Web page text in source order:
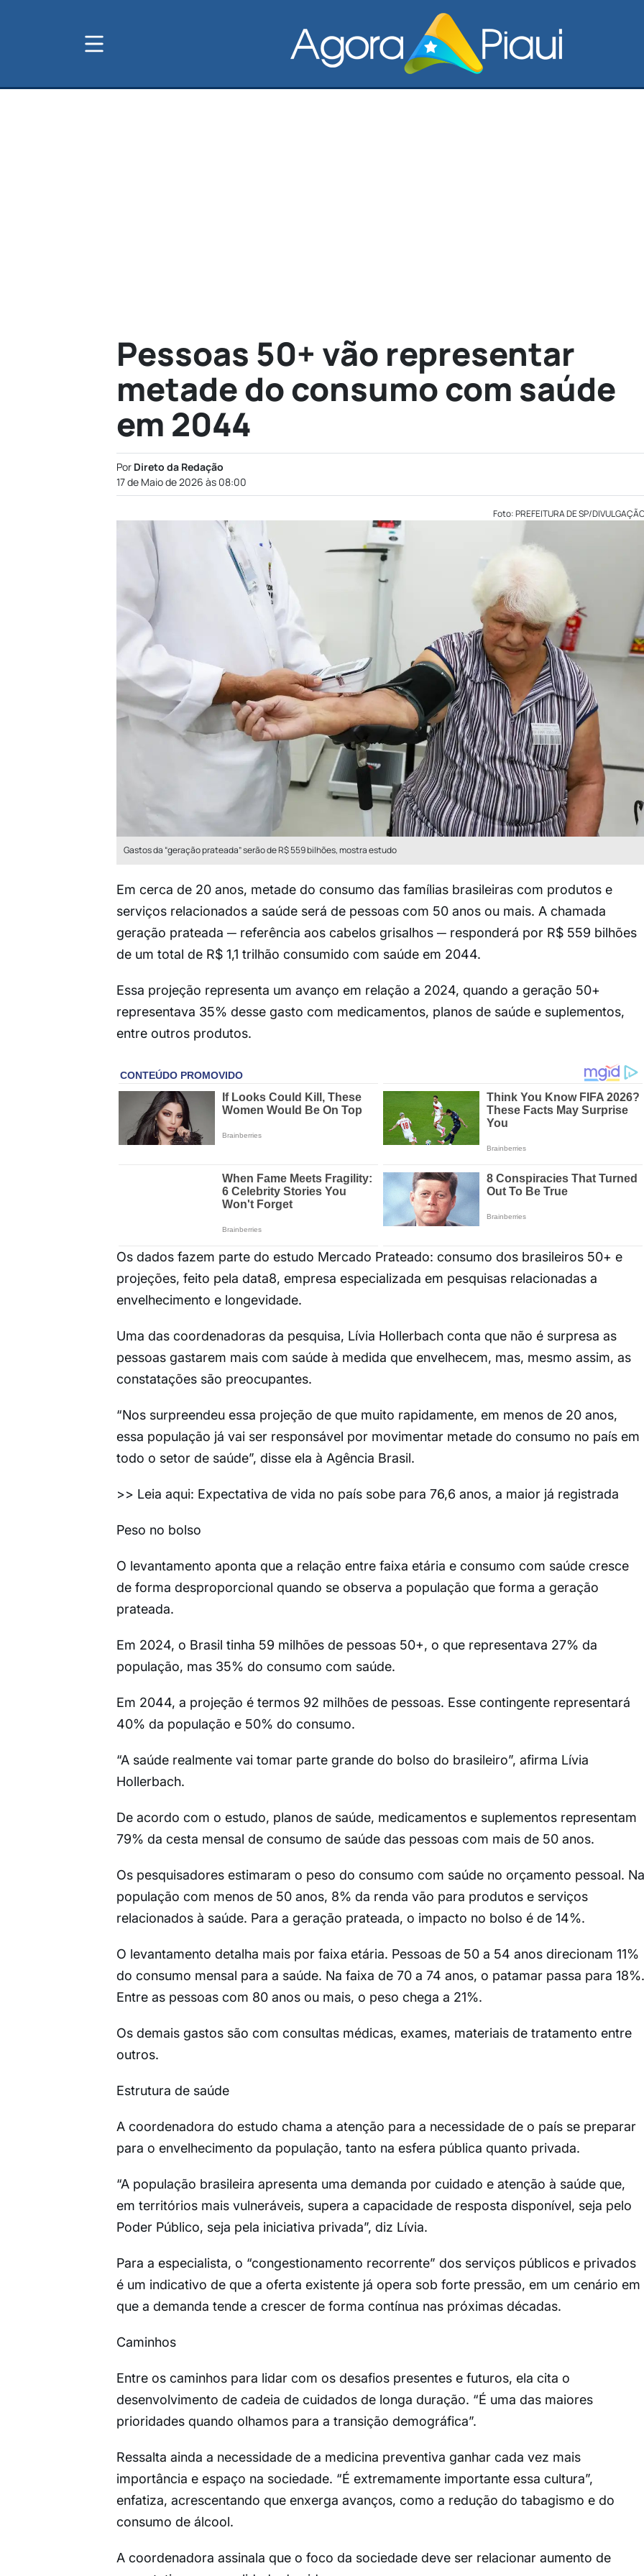
Pessoas 50+ vão representar
metade do consumo com saúde
em 2044
Por Direto da Redação
17 de Maio de 2026 às 08:00
Foto: PREFEITURA DE SP/
Gastos da “geração prateada” serão de R$ 559 bilhões, mostra estudo
Em cerca de 20 anos, metade do consumo das famílias brasileiras com produtos e
serviços relacionados a saúde será de pessoas com 50 anos ou mais. A chamada
geração prateada ─ referência aos cabelos grisalhos ─ responderá por R$ 559 bilhões
de um total de R$ 1,1 trilhão consumido com saúde em 2044.
Essa projeção representa um avanço em relação a 2024, quando a geração 50+
representava 35% desse gasto com medicamentos, planos de saúde e suplementos,
entre outros produtos.
Os dados fazem parte do estudo Mercado Prateado: consumo dos brasileiros 50+ e
projeções, feito pela data8, empresa especializada em pesquisas relacionadas a
envelhecimento e longevidade.
Uma das coordenadoras da pesquisa, Lívia Hollerbach conta que não é surpresa as
pessoas gastarem mais com saúde à medida que envelhecem, mas, mesmo assim, as
constatações são preocupantes.
“Nos surpreendeu essa projeção de que muito rapidamente, em menos de 20 anos,
essa população já vai ser responsável por movimentar metade do consumo no país em
todo o setor de saúde”, disse ela à Agência Brasil.
>> Leia aqui: Expectativa de vida no país sobe para 76,6 anos, a maior já registrada
Peso no bolso
O levantamento aponta que a relação entre faixa etária e consumo com saúde cresce
de forma desproporcional quando se observa a população que forma a geração
prateada.
Em 2024, o Brasil tinha 59 milhões de pessoas 50+, o que representava 27% da
população, mas 35% do consumo com saúde.
Em 2044, a projeção é termos 92 milhões de pessoas. Esse contingente representará
40% da população e 50% do consumo.
“A saúde realmente vai tomar parte grande do bolso do brasileiro”, afirma Lívia
Hollerbach.
De acordo com o estudo, planos de saúde, medicamentos e suplementos representam
79% da cesta mensal de consumo de saúde das pessoas com mais de 50 anos.
Os pesquisadores estimaram o peso do consumo com saúde no orçamento pessoal. Na
população com menos de 50 anos, 8% da renda vão para produtos e serviços
relacionados à saúde. Para a geração prateada, o impacto no bolso é de 14%.
O levantamento detalha mais por faixa etária. Pessoas de 50 a 54 anos direcionam 11%
do consumo mensal para a saúde. Na faixa de 70 a 74 anos, o patamar passa para 18%.
Entre as pessoas com 80 anos ou mais, o peso chega a 21%.
Os demais gastos são com consultas médicas, exames, materiais de tratamento entre
outros.
Estrutura de saúde
A coordenadora do estudo chama a atenção para a necessidade de o país se preparar
para o envelhecimento da população, tanto na esfera pública quanto privada.
“A população brasileira apresenta uma demanda por cuidado e atenção à saúde que,
em territórios mais vulneráveis, supera a capacidade de resposta disponível, seja pelo
Poder Público, seja pela iniciativa privada”, diz Lívia.
Para a especialista, o “congestionamento recorrente” dos serviços públicos e privados
é um indicativo de que a oferta existente já opera sob forte pressão, em um cenário em
que a demanda tende a crescer de forma contínua nas próximas décadas.
Caminhos
Entre os caminhos para lidar com os desafios presentes e futuros, ela cita o
desenvolvimento de cadeia de cuidados de longa duração. “É uma das maiores
prioridades quando olhamos para a transição demográfica”.
Ressalta ainda a necessidade de a medicina preventiva ganhar cada vez mais
importância e espaço na sociedade. “É extremamente importante essa cultura”,
enfatiza, acrescentando que enxerga avanços, como a redução do tabagismo e do
consumo de álcool.
A coordenadora assinala que o foco da sociedade deve ser relacionar aumento de